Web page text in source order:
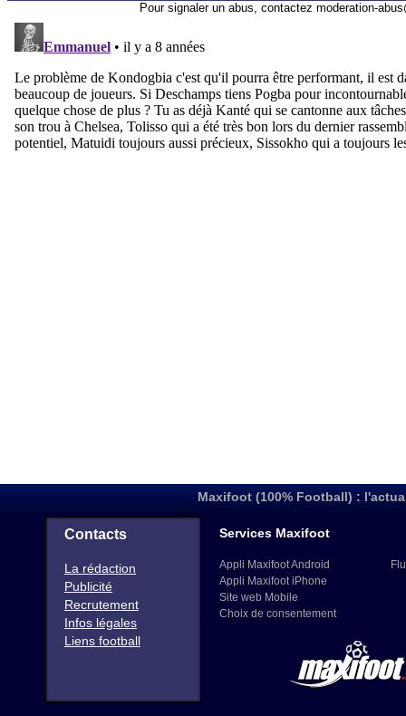
Pour signaler un abus, contactez moderation-
Maxifoot (100% Football) :
Contacts
La rédaction
Publicité
Recrutement
Infos légales
Liens football
Services Maxifoot
Appli Maxifoot Android
Appli Maxifoot iPhone
Site web Mobile
Choix de consentement